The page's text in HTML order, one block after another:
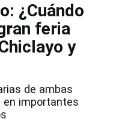
¿Cuándo
feria
y
de ambas
en importantes